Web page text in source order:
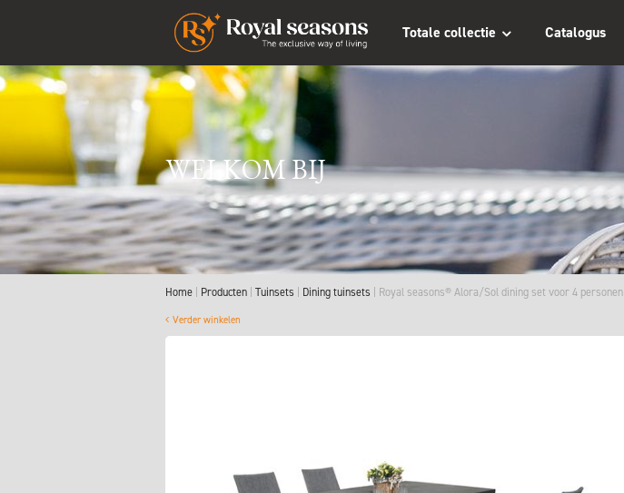
Totale collectie Catalogus
WELKOM BIJ
Home Producten Tuinsets Dining tuinsets Royal seasons® Alora/Sol dining set voor 4 personen
Verder winkelen